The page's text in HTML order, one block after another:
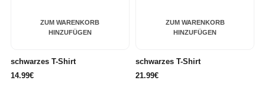
ZUM WARENKORB
HINZUFÜGEN
schwarzes T-Shirt
14.99€
ZUM WARENKORB
HINZUFÜGEN
schwarzes T-Shirt
21.99€